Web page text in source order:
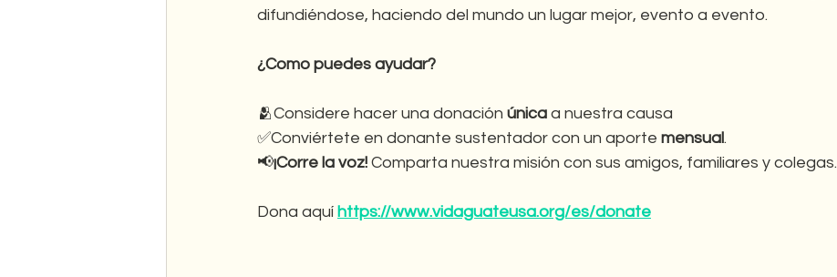
difundiéndose, haciendo del mundo un lugar mejor, evento a evento.
¿Como puedes ayudar?
🫂Considere hacer una donación única a nuestra causa
✅Conviértete en donante sustentador con un aporte mensual.
📢¡Corre la voz! Comparta nuestra misión con sus amigos, familiares y colegas.
Dona aquí https://www.vidaguateusa.org/es/donate